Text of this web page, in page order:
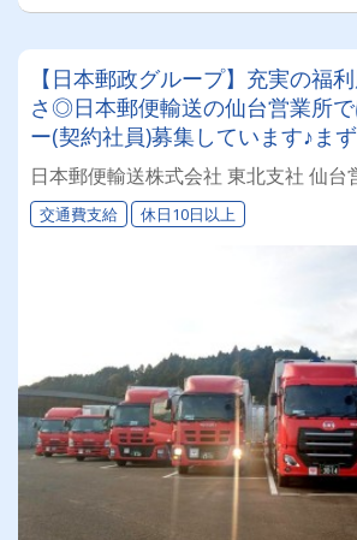
【日本郵政グループ】充実の福
さ◎日本郵便輸送の仙台営業所
ー(契約社員)募集しています♪ま
合せください‼
日本郵便輸送株式会社 東北支社 仙台
交通費支給 休日10日以上